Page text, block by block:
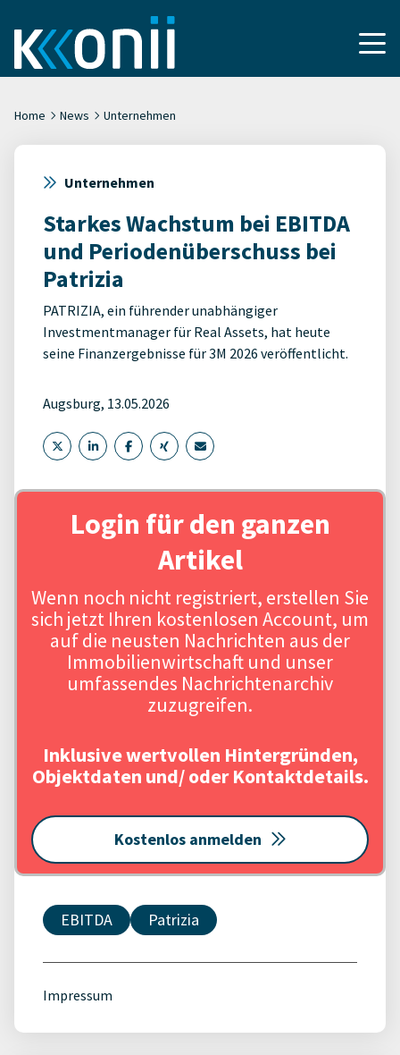
Home News Unternehmen
Unternehmen
Starkes Wachstum bei EBITDA
und Periodenüberschuss bei
Patrizia
PATRIZIA, ein führender unabhängiger
Investmentmanager für Real Assets, hat heute
seine Finanzergebnisse für 3M 2026 veröffentlicht.
Augsburg, 13.05.2026
Login für den ganzen
Artikel
Wenn noch nicht registriert, erstellen Sie
sich jetzt Ihren kostenlosen Account, um
auf die neusten Nachrichten aus der
Immobilienwirtschaft und unser
umfassendes Nachrichtenarchiv
zuzugreifen.
Inklusive wertvollen Hintergründen,
Objektdaten und/ oder Kontaktdetails.
Kostenlos anmelden
EBITDA Patrizia
Impressum